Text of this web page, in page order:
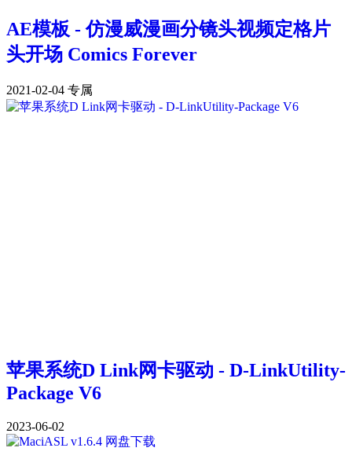
AE模板 - 仿漫威漫画分镜头视频定格片
头开场 Comics Forever
2021-02-04 专属
苹果系统D Link网卡驱动 - D-LinkUtility-
Package V6
2023-06-02